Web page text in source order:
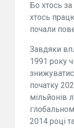
Бо хтось
хтось
почали
Завдяки
1991 року
початку
мільйонів
2014 році